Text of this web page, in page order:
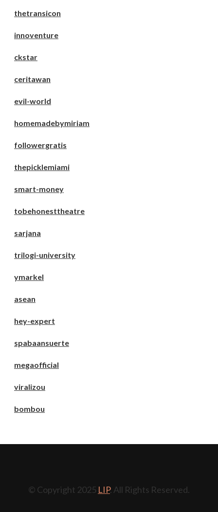
thetransicon
innoventure
ckstar
ceritawan
evil-world
homemadebymiriam
followergratis
thepicklemiami
smart-money
tobehonesttheatre
sarjana
trilogi-university
ymarkel
asean
hey-expert
spabaansuerte
megaofficial
viralizou
bombou
© Copyright 2025 LIP. All Rights Reserved.